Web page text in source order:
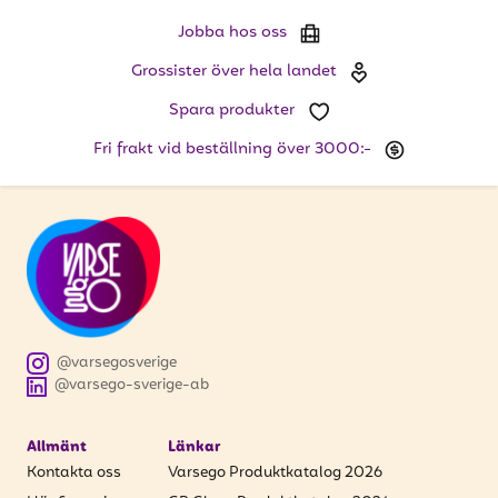
Ange din e-postadress nedan för att ta del av våra
nyheter och erbjudanden.
PRENUMERERA
Jobba hos oss
Grossister över hela landet
Spara produkter
Fri frakt vid beställning över 3000:-
@varsego-sverige-ab
@varsegosverige
Allmänt
Kontakta oss
Länkar
Varsego Produktkatalog 2026